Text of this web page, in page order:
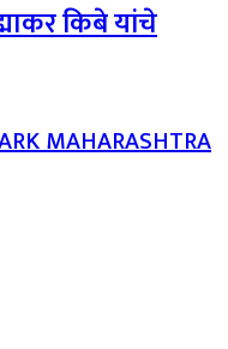
किबे यांचे
MAHARASHTRA